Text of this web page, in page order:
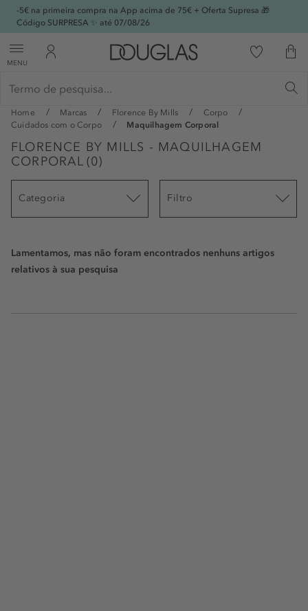
-5€ na primeira compra na App acima de 75€ + Oferta Supresa 🎁
Código SURPRESA ✨ até 07/08/26
MENU
Home Marcas Florence By Mills
Corpo
Cuidados com o Corpo
Maquilhagem Corporal
FLORENCE BY MILLS - MAQUILHAGEM
CORPORAL (0)
Categoria Filtro
Lamentamos, mas não foram encontrados nenhuns artigos
relativos à sua pesquisa